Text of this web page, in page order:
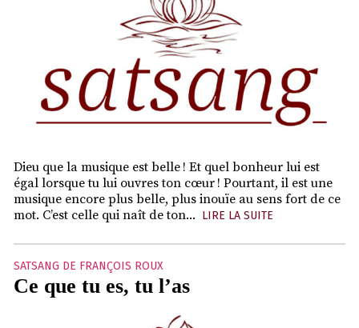
Dieu que la musique est belle ! Et quel bonheur lui est
égal lorsque tu lui ouvres ton cœur ! Pourtant, il est une
musique encore plus belle, plus inouïe au sens fort de ce
mot. C’est celle qui naît de ton... LIRE LA SUITE
SATSANG DE FRANÇOIS ROUX
Ce que tu es, tu l’as